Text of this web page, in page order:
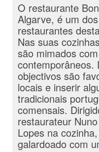
O restaurante
Algarve, é um
restaurantes
Nas suas
são mimados
contemporâneos.
objectivos são
locais e inserir
tradicionais
comensais.
restaurateur
Lopes na
galardoado com